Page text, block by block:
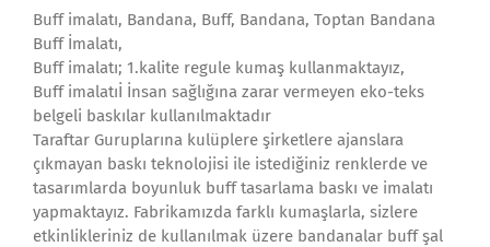
Buff imalatı, Bandana, Buff, Bandana, Toptan Bandana
Buff İmalatı,
Buff imalatı; 1.kalite regule kumaş kullanmaktayız,
Buff imalatıİ İnsan sağlığına zarar vermeyen eko-teks
belgeli baskılar kullanılmaktadır
Taraftar Guruplarına kulüplere şirketlere ajanslara
çıkmayan baskı teknolojisi ile istediğiniz renklerde ve
tasarımlarda boyunluk buff tasarlama baskı ve imalatı
yapmaktayız. Fabrikamızda farklı kumaşlarla, sizlere
etkinlikleriniz de kullanılmak üzere bandanalar buff şal